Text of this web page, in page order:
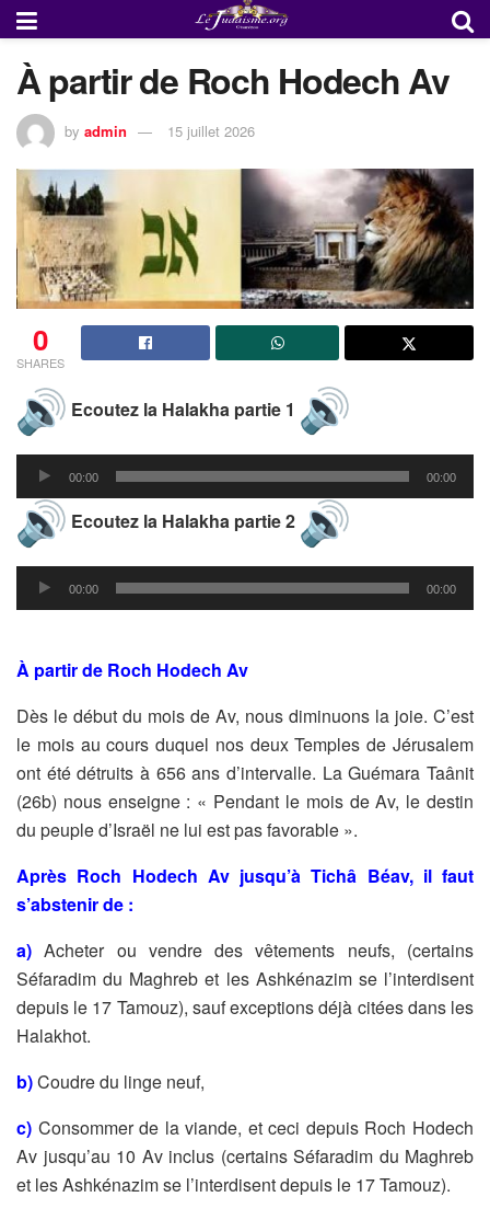
À partir de Roch Hodech Av
by admin 15 juillet 2026
0
SHARES
Ecoutez la Halakha partie 1
Lecteur
audio
00:00 00:00
Ecoutez la Halakha partie 2
Lecteur
audio
00:00 00:00
À partir de Roch Hodech Av
Dès le début du mois de Av, nous diminuons la joie. C’est
le mois aucours duquel nos deux Temples de Jérusalem
ont été détruits à 656ans d’intervalle. La Guémara Taânit
(26b) nous enseigne : « Pendant le mois de Av, le destin
du peuple d’Israël ne lui est pas favorable ».
Après Roch Hodech Av jusqu’à Tichâ Béav, il faut
s’abstenir de :
a) Acheter ou vendre des vêtements neufs, (certains
Séfaradim du Maghreb et les Ashkénazim se l’interdisent
depuis le 17 Tamouz), sauf exceptions déjà citées dans les
Halakhot.
b)Coudre du linge neuf,
c) Consommer de la viande, et ceci depuis Roch Hodech
Av jusqu’au 10 Av inclus (certains Séfaradim du Maghreb
et les Ashkénazim se l’interdisent depuis le 17 Tamouz).